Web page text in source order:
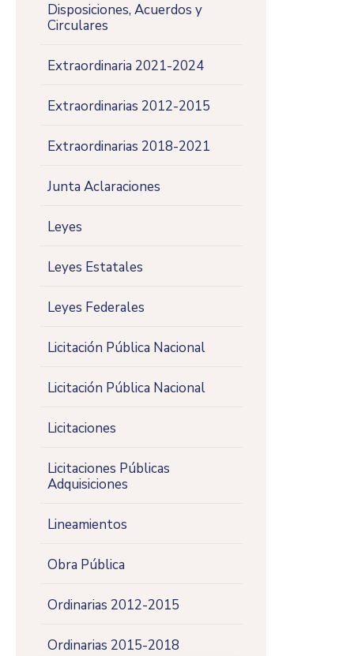
Disposiciones, Acuerdos y
Circulares
Extraordinaria 2021-2024
Extraordinarias 2012-2015
Extraordinarias 2018-2021
Junta Aclaraciones
Leyes
Leyes Estatales
Leyes Federales
Licitación Pública Nacional
Licitación Pública Nacional
Licitaciones
Licitaciones Públicas
Adquisiciones
Lineamientos
Obra Pública
Ordinarias 2012-2015
Ordinarias 2015-2018